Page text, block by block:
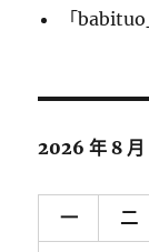
「babituo
2026 年 8 月
一 二